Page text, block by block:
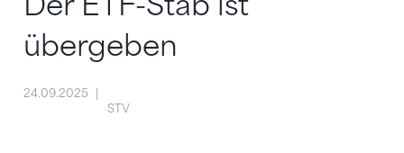
übergeben
24.09.2025
STV